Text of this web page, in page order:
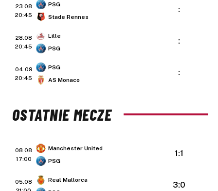
23.08
20:45
PSG
Stade Rennes
:
28.08
20:45
Lille
PSG
:
04.09
20:45
PSG
AS Monaco
:
OSTATNIE MECZE
08.08
17:00
Manchester United
PSG
1:1
05.08
Real Mallorca
3:0